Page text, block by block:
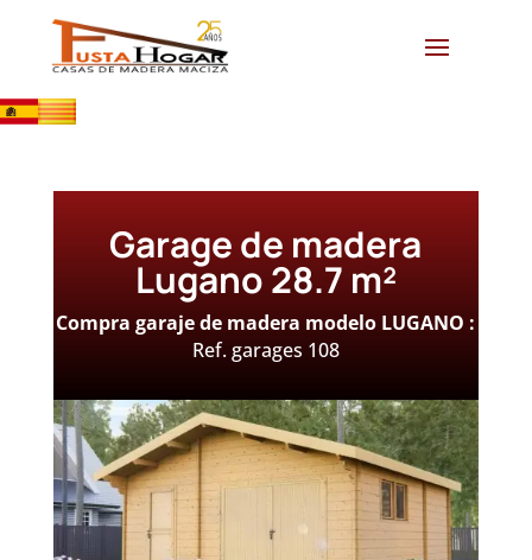
Garage de madera
Lugano 28.7 m²
Compra garaje de madera modelo LUGANO :
Ref. garages 108